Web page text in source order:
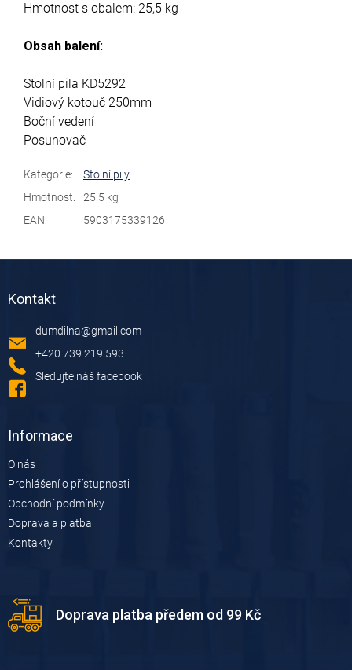
Hmotnost s obalem: 25,5 kg
Obsah balení:
Stolní pila KD5292
Vidiový kotouč 250mm
Boční vedení
Posunovač
Kategorie:
Stolní pily
Hmotnost:
25.5 kg
EAN: 5903175339126
Kontakt
dumdilna@gmail.com
+420 739 219 593
Sledujte náš facebook
Informace
O nás
Prohlášení o přístupnosti
Obchodní podmínky
Doprava a platba
Kontakty
Doprava platba předem od 99 Kč